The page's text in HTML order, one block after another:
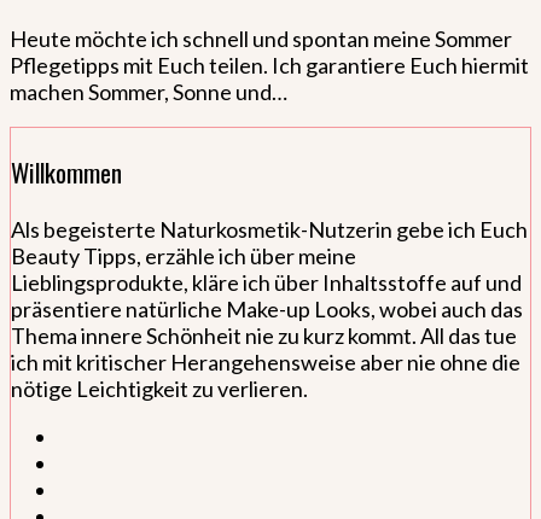
Heute möchte ich schnell und spontan meine Sommer
Pflegetipps mit Euch teilen. Ich garantiere Euch hiermit
machen Sommer, Sonne und…
Willkommen
Als begeisterte Naturkosmetik-Nutzerin gebe ich Euch
Beauty Tipps, erzähle ich über meine
Lieblingsprodukte, kläre ich über Inhaltsstoffe auf und
präsentiere natürliche Make-up Looks, wobei auch das
Thema innere Schönheit nie zu kurz kommt. All das tue
ich mit kritischer Herangehensweise aber nie ohne die
nötige Leichtigkeit zu verlieren.